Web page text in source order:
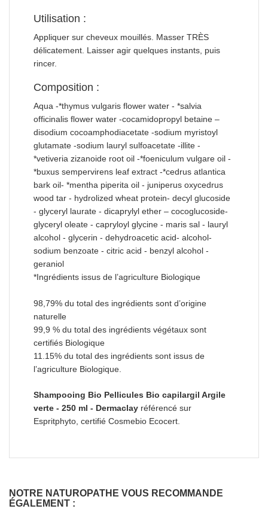
Utilisation :
Appliquer sur cheveux mouillés. Masser TRÈS
délicatement. Laisser agir quelques instants, puis
rincer.
Composition :
Aqua -*thymus vulgaris flower water - *salvia
officinalis flower water -cocamidopropyl betaine –
disodium cocoamphodiacetate -sodium myristoyl
glutamate -sodium lauryl sulfoacetate -illite -
*vetiveria zizanoide root oil -*foeniculum vulgare oil -
*buxus sempervirens leaf extract -*cedrus atlantica
bark oil- *mentha piperita oil - juniperus oxycedrus
wood tar - hydrolized wheat protein- decyl glucoside
- glyceryl laurate - dicaprylyl ether – cocoglucoside-
glyceryl oleate - capryloyl glycine - maris sal - lauryl
alcohol - glycerin - dehydroacetic acid- alcohol-
sodium benzoate - citric acid - benzyl alcohol -
geraniol
*Ingrédients issus de l’agriculture Biologique
98,79% du total des ingrédients sont d’origine
naturelle
99,9 % du total des ingrédients végétaux sont
certifiés Biologique
11.15% du total des ingrédients sont issus de
l’agriculture Biologique.
Shampooing Bio Pellicules Bio capilargil Argile
verte - 250 ml - Dermaclay référencé sur
Espritphyto, certifié Cosmebio Ecocert.
NOTRE NATUROPATHE VOUS RECOMMANDE
ÉGALEMENT :